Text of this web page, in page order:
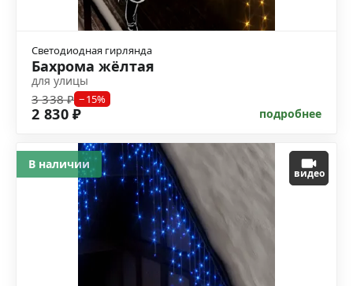
Светодиодная гирлянда
Бахрома жёлтая
для улицы
3 338 ₽ −15%
2 830 ₽ подробнее
видео
В наличии